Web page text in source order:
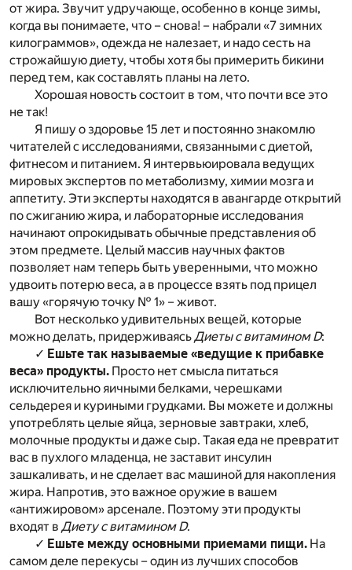
от жира. Звучит удручающе, особенно в конце зимы,
когда вы понимаете, что – снова! – набрали «7 зимних
килограммов», одежда не налезает, и надо сесть на
строжайшую диету, чтобы хотя бы примерить бикини
перед тем, как составлять планы на лето.
Хорошая новость состоит в том, что почти все это
не так!
Я пишу о здоровье 15 лет и постоянно знакомлю
читателей с исследованиями, связанными с диетой,
фитнесом и питанием. Я интервьюировала ведущих
мировых экспертов по метаболизму, химии мозга и
аппетиту. Эти эксперты находятся в авангарде открытий
по сжиганию жира, и лабораторные исследования
начинают опрокидывать обычные представления об
этом предмете. Целый массив научных фактов
позволяет нам теперь быть уверенными, что можно
удвоить потерю веса, а в процессе взять под прицел
вашу «горячую точку № 1» – живот.
Вот несколько удивительных вещей, которые
можно делать, придерживаясьДиеты с витамином D:
✓ Ешьте так называемые «ведущие к прибавке
веса» продукты. Просто нет смысла питаться
исключительно яичными белками, черешками
сельдерея и куриными грудками. Вы можете и должны
употреблять целые яйца, зерновые завтраки, хлеб,
молочные продукты и даже сыр. Такая еда не превратит
вас в пухлого младенца, не заставит инсулин
зашкаливать, и не сделает вас машиной для накопления
жира. Напротив, это важное оружие в вашем
«антижировом» арсенале. Поэтому эти продукты
входят в Диету с витамином D.
✓ Ешьте между основными приемами пищи. На
самом деле перекусы – один из лучших способов